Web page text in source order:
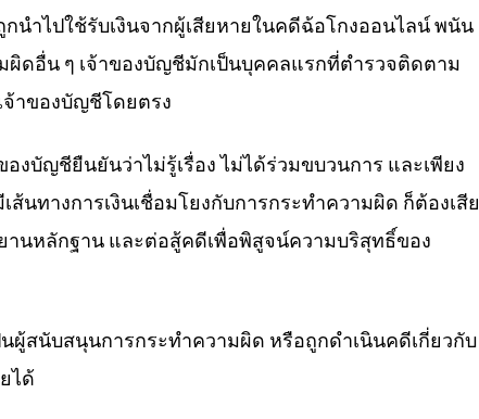
นำไปใช้รับเงินจากผู้เสียหายในคดีฉ้อโกงออนไลน์ พนัน
ผิดอื่น ๆ เจ้าของบัญชีมักเป็นบุคคลแรกที่ตำรวจติดตาม
าของบัญชีโดยตรง
งบัญชียืนยันว่าไม่รู้เรื่อง ไม่ได้ร่วมขบวนการ และเพียง
นทางการเงินเชื่อมโยงกับการกระทำความผิด ก็ต้องเสีย
านหลักฐาน และต่อสู้คดีเพื่อพิสูจน์ความบริสุทธิ์ของ
ผู้สนับสนุนการกระทำความผิด หรือถูกดำเนินคดีเกี่ยวกับ
ได้